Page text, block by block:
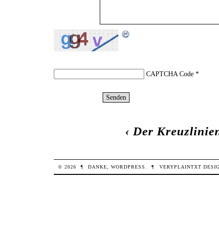
CAPTCHA Code*
‹ Der
© 2026 ¶ DANKE,WORDPRESS ¶ VERYPLAINTXT